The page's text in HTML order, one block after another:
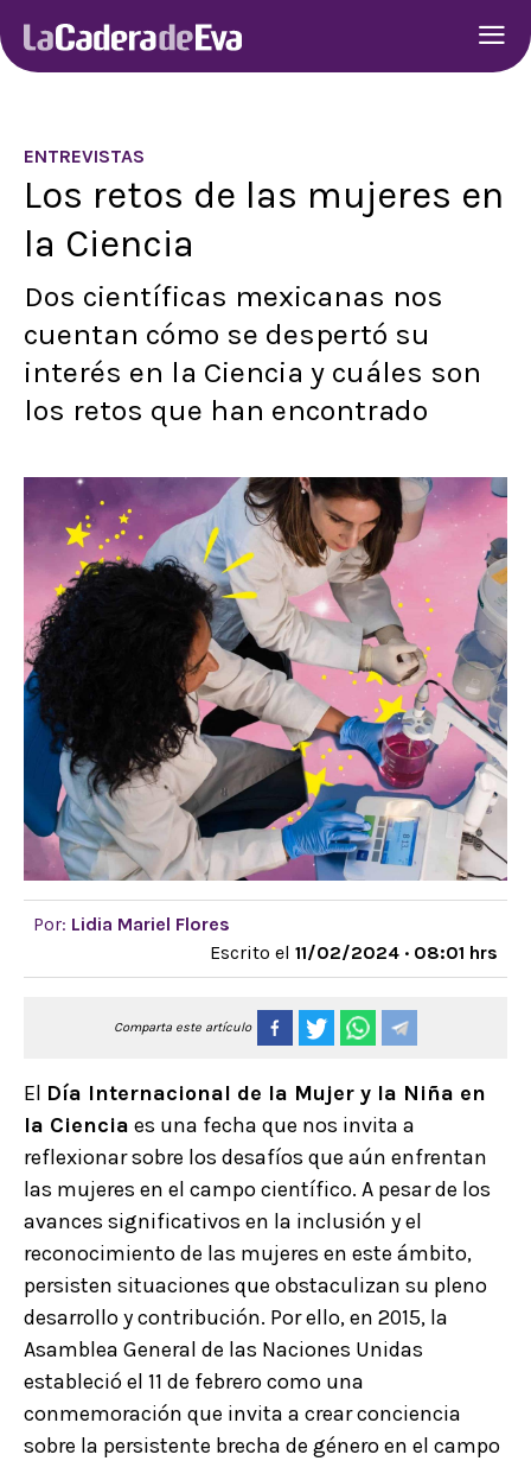
ENTREVISTAS
Los retos de las mujeres en
la Ciencia
Dos científicas mexicanas nos
cuentan cómo se despertó su
interés en la Ciencia y cuáles son
los retos que han encontrado
Por: Lidia Mariel Flores
Escrito el 11/02/2024 · 08:01 hrs
Comparta este artículo
El Día Internacional de la Mujer y la Niña en
la Ciencia es una fecha que nos invita a
reflexionar sobre los desafíos que aún enfrentan
las mujeres en el campo científico. A pesar de los
avances significativos en la inclusión y el
reconocimiento de las mujeres en este ámbito,
persisten situaciones que obstaculizan su pleno
desarrollo y contribución. Por ello, en 2015, la
Asamblea General de las Naciones Unidas
estableció el 11 de febrero como una
conmemoración que invita a crear conciencia
sobre la persistente brecha de género en el campo